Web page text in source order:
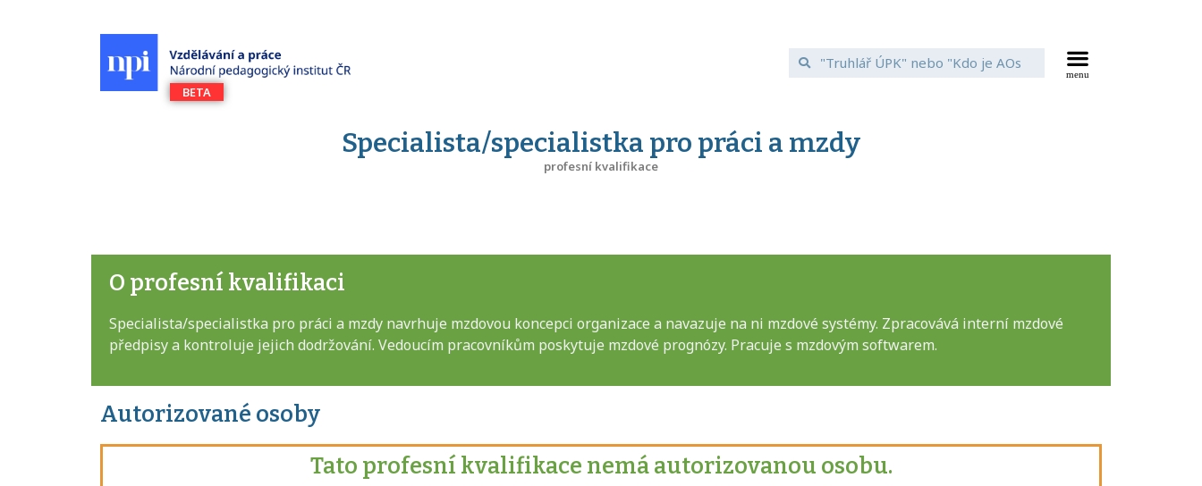
Specialista/specialistka pro práci a mzdy
profesní kvalifikace
O profesní kvalifikaci
Specialista/specialistka pro práci a mzdy navrhuje mzdovou koncepci organizace a navazuje na ni mzdové systémy. Zpracovává interní mzdové
předpisy a kontroluje jejich dodržování. Vedoucím pracovníkům poskytuje mzdové prognózy. Pracuje s mzdovým softwarem.
Autorizované osoby
Tato profesní kvalifikace nemá autorizovanou osobu.